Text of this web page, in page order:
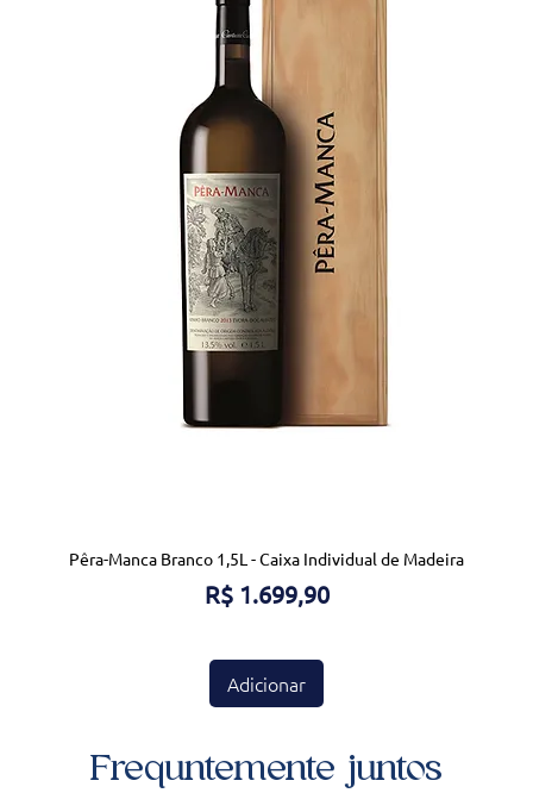
Pêra-Manca Branco 1,5L - Caixa Individual de Madeira
Preço
R$ 1.699,90
Adicionar
Frequntemente juntos